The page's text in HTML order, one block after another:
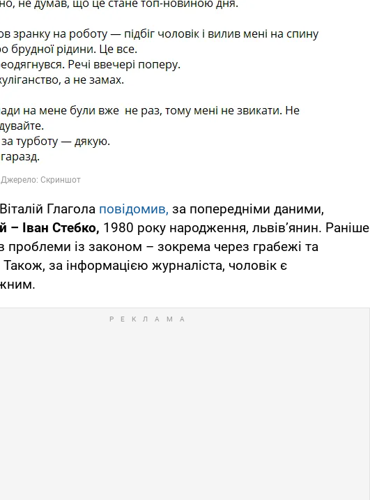
Глагола повідомив, за попередніми даними,
– Іван Стебко, 1980 року народження, львів’янин. Раніше
проблеми із законом – зокрема через грабежі та
за інформацією журналіста, чоловік є